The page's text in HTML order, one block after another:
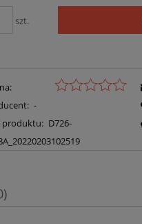
szt.
-
produktu: D726-